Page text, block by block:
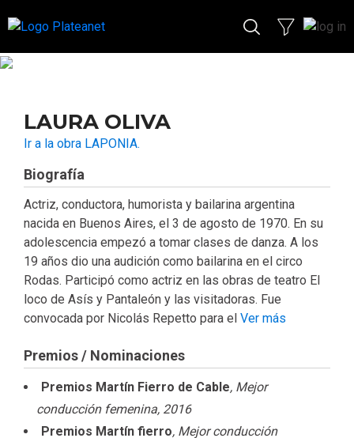
LAURA OLIVA
Ir a la obra LAPONIA.
Biografía
Actriz, conductora, humorista y bailarina argentina
nacida en Buenos Aires, el 3 de agosto de 1970. En su
adolescencia empezó a tomar clases de danza. A los
19 años dio una audición como bailarina en el circo
Rodas. Participó como actriz en las obras de teatro El
loco de Asís y Pantaleón y las visitadoras. Fue
convocada por Nicolás Repetto para el Ver más
Premios / Nominaciones
Premios Martín Fierro de Cable, Mejor
conducción femenina, 2016
Premios Martín fierro, Mejor conducción